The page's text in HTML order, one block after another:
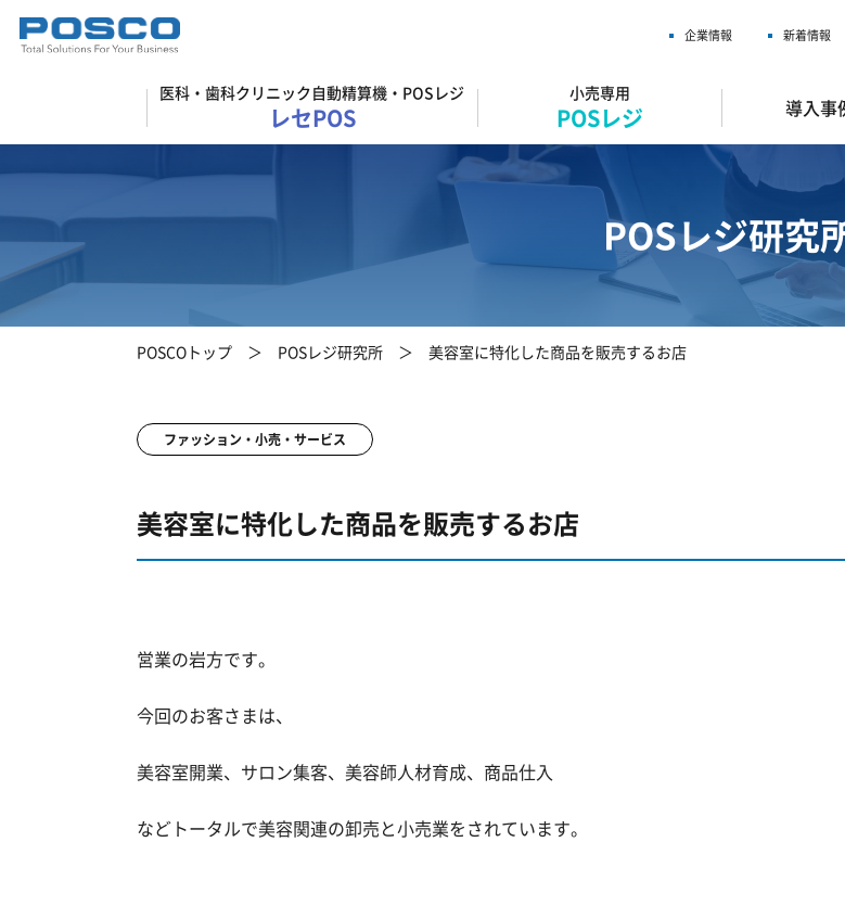
企業情報 新着情報
医科・歯科クリニック自動精算機・POSレジ
レセPOS
小売専用
POSレジ 導入事
POSレジ研究
POSCOトップ POSレジ研究所 美容室に特化した商品を販売するお店
ファッション・小売・サービス
美容室に特化した商品を販売するお店
営業の岩方です。
今回のお客さまは、
美容室開業、サロン集客、美容師人材育成、商品仕入
などトータルで美容関連の卸売と小売業をされています。